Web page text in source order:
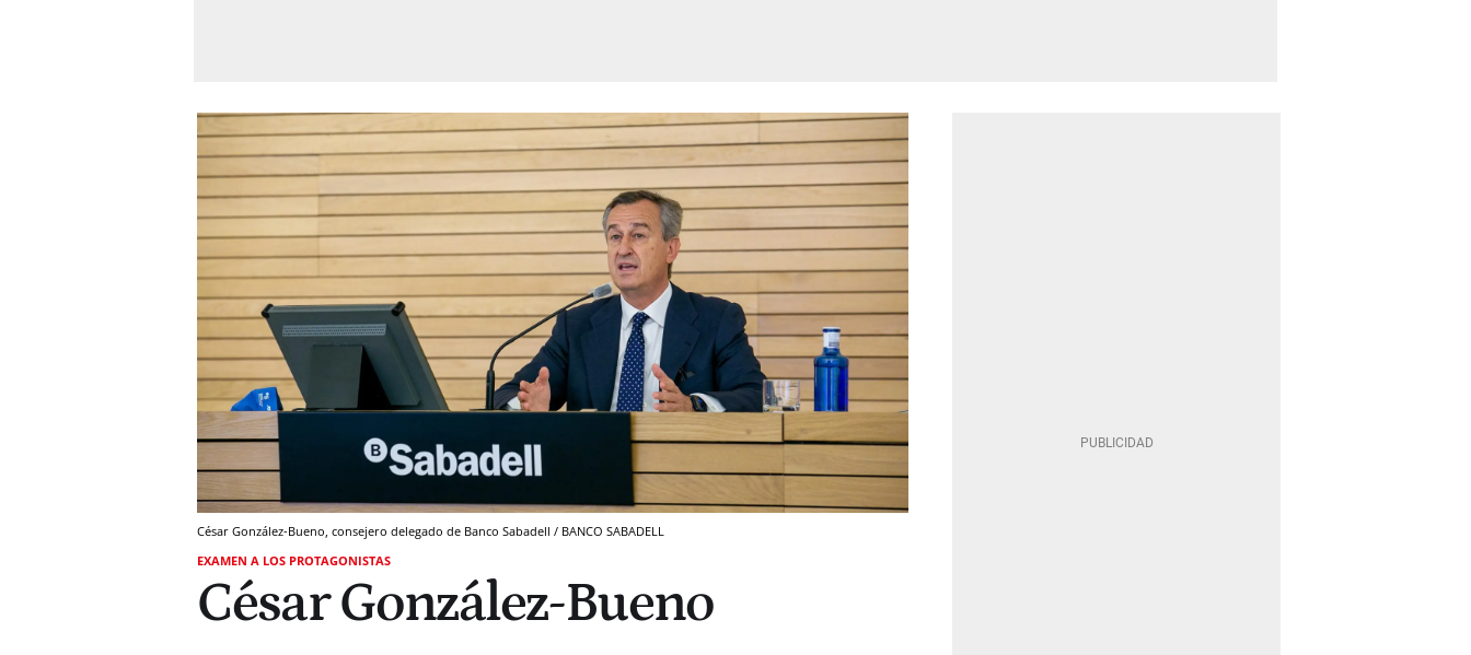
César González-Bueno, consejero delegado de Banco Sabadell / BANCO SABADELL
EXAMEN A LOS PROTAGONISTAS
César González-Bueno